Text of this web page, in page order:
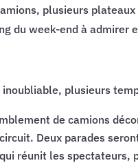
plusieurs
du week-end à admirer
plusieurs
de camions
Deux parades
qui réunit les spectateurs,